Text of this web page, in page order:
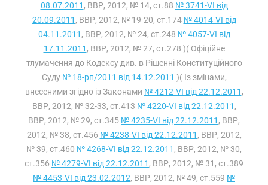
08.07.2011 , ВВР, 2012, № 14, ст.88 № 3741-VI від
20.09.2011 , ВВР, 2012, № 19-20, ст.174 № 4014-VI від
04.11.2011 , ВВР, 2012, № 24, ст.248 № 4057-VI від
17.11.2011 , ВВР, 2012, № 27, ст.278 )( Офіційне
тлумачення до Кодексу див. в Рішенні Конституційного
Суду № 18-рп/2011 від 14.12.2011 )( Із змінами,
внесеними згідно із Законами № 4212-VI від 22.12.2011 ,
ВВР, 2012, № 32-33, ст.413 № 4220-VI від 22.12.2011 ,
ВВР, 2012, № 29, ст.345 № 4235-VI від 22.12.2011 , ВВР,
2012, № 38, ст.456 № 4238-VI від 22.12.2011 , ВВР, 2012,
№ 39, ст.460 № 4268-VI від 22.12.2011 , ВВР, 2012, № 30,
ст.356 № 4279-VI від 22.12.2011 , ВВР, 2012, № 31, ст.389
№ 4453-VI від 23.02.2012, ВВР, 2012, № 49, ст.559 №